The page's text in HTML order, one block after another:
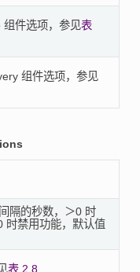
件选项，参见表
组件选项，参见
隔的秒数，＞0 时
时禁用功能，默认值
表 2.8